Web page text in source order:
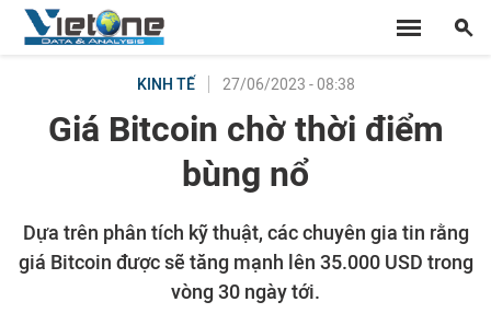
KINH TẾ 27/06/2023 - 08:38
Giá Bitcoin chờ thời điểm
bùng nổ
Dựa trên phân tích kỹ thuật, các chuyên gia tin rằng
giá Bitcoin được sẽ tăng mạnh lên 35.000 USD trong
vòng 30 ngày tới.